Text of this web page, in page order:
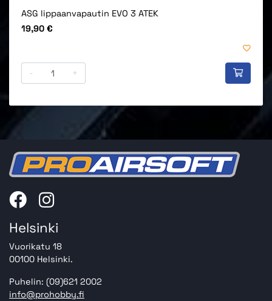
ASG lippaanvapautin EVO 3 ATEK
Hinta
19,90 €
- +
Helsinki
Vuorikatu 18
00100 Helsinki.
Puhelin: (09)621 2002
info@prohobby.fi